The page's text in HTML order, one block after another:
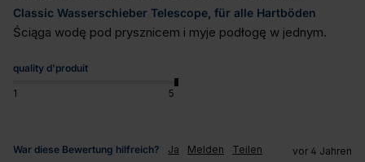
Classic Wasserschieber Telescope, für alle Hartböden
Ściąga wodę pod prysznicem i myje podłogę w jednym.
quality d'produit
1 5
War diese Bewertung hilfreich? Ja Melden Teilen vor 4 Jahren